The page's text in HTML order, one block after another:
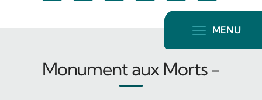
72
MENU
Monument aux Morts -